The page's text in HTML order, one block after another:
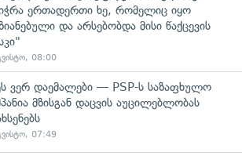
ერთადერთი ხე, რომელიც იყო
და არსებობდა მისი წაქცევის
08:00
ვერ დაემალები — PSP-ს საზაფხულო
მზისგან დაცვის აუცილებლობას
07:49